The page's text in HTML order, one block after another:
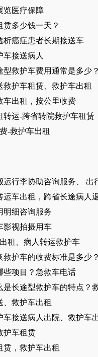
览医疗保障
赁多少钱一天？
析癌症患者长期接送车
车接送病人
型救护车费用通常是多少
救护车租赁、救护车出租
车出租，按公里收费
转运-跨省转院救护车租赁
-救护车出租
运行李协助咨询服务、 出
运车出租，跨省长途病人
明细咨询服务
影视拍摄用车
租​、病人转运救护车
救护车的收费标准是多少
些项目？急救车电话
是长途型救护车的特点？
、救护车出租
车接送病人出院、救护车
护车租赁
赁，救护车出租